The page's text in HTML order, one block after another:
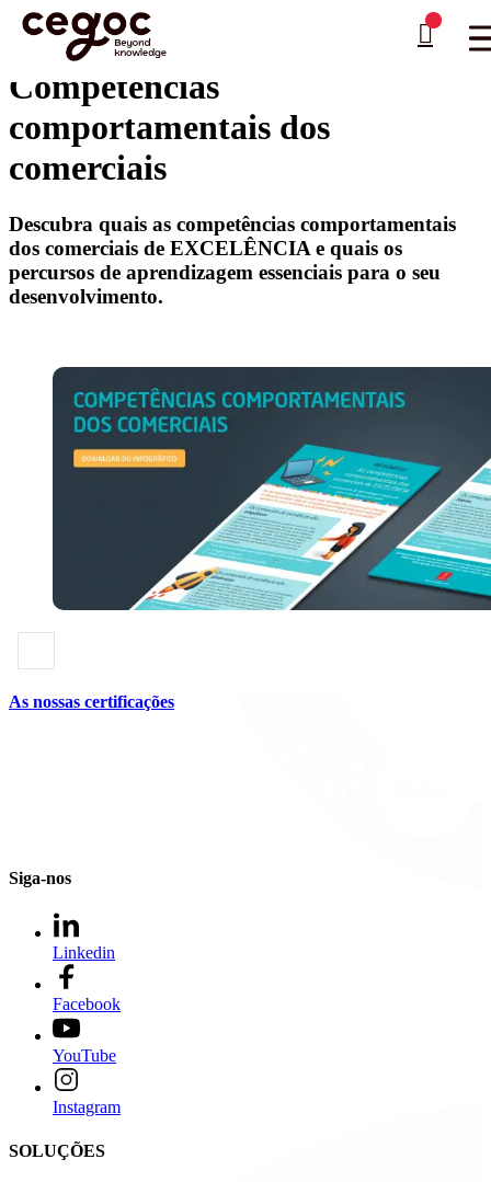
Skip to main content
Está aqui:Home > Infográficos Competências comportamentais dos comerciais
Competências
comportamentais dos
comerciais
Descubra quais as competências comportamentais
dos comerciais de EXCELÊNCIA e quais os
percursos de aprendizagem essenciais para o seu
desenvolvimento.
As nossas certificações
Siga-nos
Linkedin
Facebook
YouTube
Instagram
SOLUÇÕES